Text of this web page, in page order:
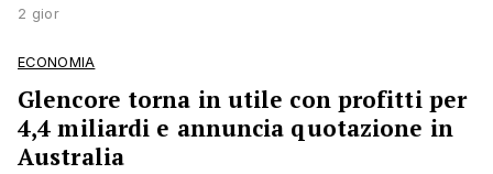
2 gior
ECONOMIA
Glencore torna in utile con profitti per
4,4 miliardi e annuncia quotazione in
Australia